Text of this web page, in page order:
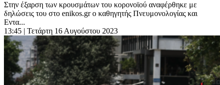
Στην έξαρση των κρουσμάτων του κορονοϊού αναφέρθηκε με
δηλώσεις του στο enikos.gr ο καθηγητής Πνευμονολογίας και
Εντα...
13:45 | Τετάρτη 16 Αυγούστου 2023